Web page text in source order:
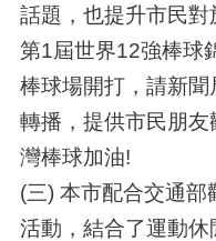
話題，也提升市民
第1屆世界12強棒球
棒球場開打，請新
轉播，提供市民朋
灣棒球加油!
(三) 本市配合交通
活動，結合了運動